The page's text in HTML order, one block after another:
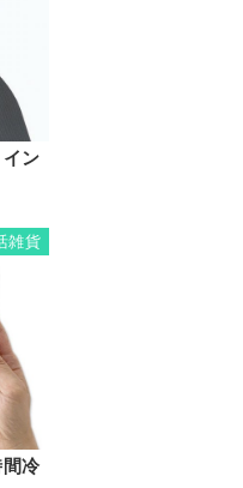
ン
雑貨
冷